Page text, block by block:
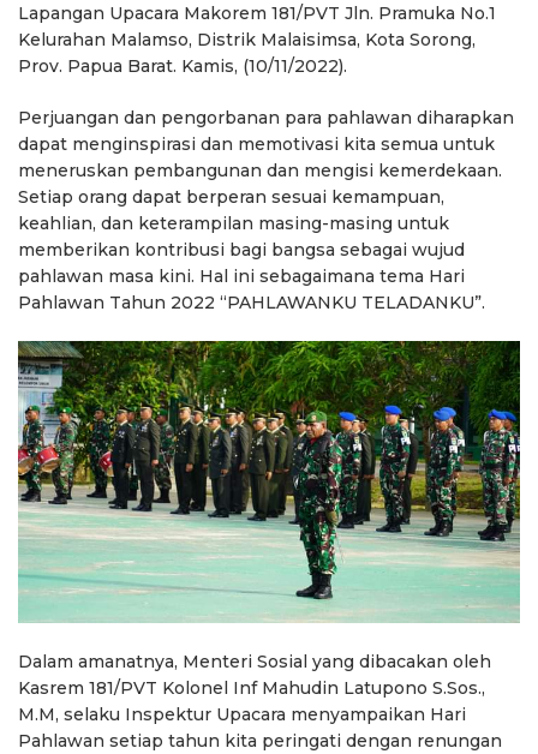
Lapangan Upacara Makorem 181/PVT Jln. Pramuka No.1
Kelurahan Malamso, Distrik Malaisimsa, Kota Sorong,
Prov. Papua Barat. Kamis, (10/11/2022).
Perjuangan dan pengorbanan para pahlawan diharapkan
dapat menginspirasi dan memotivasi kita semua untuk
meneruskan pembangunan dan mengisi kemerdekaan.
Setiap orang dapat berperan sesuai kemampuan,
keahlian, dan keterampilan masing-masing untuk
memberikan kontribusi bagi bangsa sebagai wujud
pahlawan masa kini. Hal ini sebagaimana tema Hari
Pahlawan Tahun 2022 “PAHLAWANKU TELADANKU”.
Dalam amanatnya, Menteri Sosial yang dibacakan oleh
Kasrem 181/PVT Kolonel Inf Mahudin Latupono S.Sos.,
M.M, selaku Inspektur Upacara menyampaikan Hari
Pahlawan setiap tahun kita peringati dengan renungan